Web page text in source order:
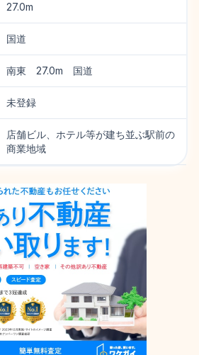
27.0m
国道
南東 27.0m 国道
未登録
店舗ビル、ホテル等が建ち並ぶ駅前の
商業地域